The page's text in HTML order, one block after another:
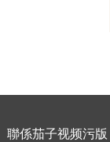
聯係茄子视频污版